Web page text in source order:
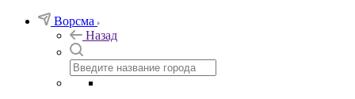
Ворсма
Назад